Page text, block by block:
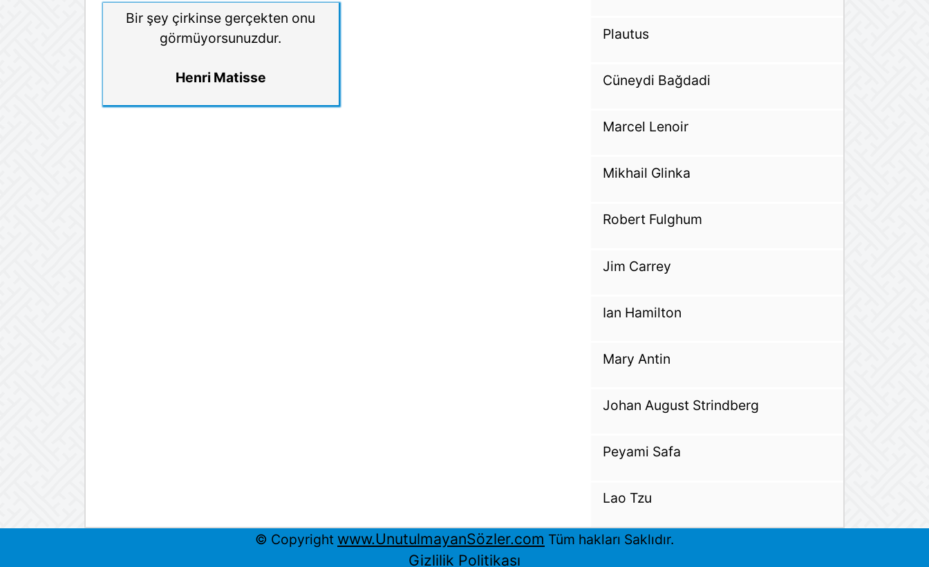
Bir şey çirkinse gerçekten onu
görmüyorsunuzdur.
Henri Matisse
Plautus
Cüneydi Bağdadi
Marcel Lenoir
Mikhail Glinka
Robert Fulghum
Jim Carrey
Ian Hamilton
Mary Antin
Johan August Strindberg
Peyami Safa
Lao Tzu
© Copyright www.UnutulmayanSözler.com Tüm hakları Saklıdır.
Gizlilik Politikası